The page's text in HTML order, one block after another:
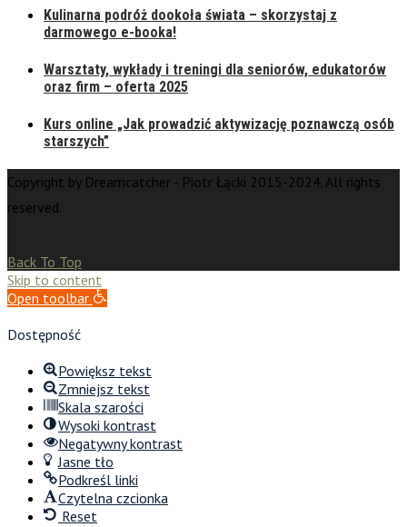
Kulinarna podróż dookoła świata – skorzystaj z
darmowego e-booka!
Warsztaty, wykłady i treningi dla seniorów, edukatorów
oraz firm – oferta 2025
Kurs online „Jak prowadzić aktywizację poznawczą osób
starszych”
Copyright by Dreamcatcher - Piotr Łącki 2015-2024. All rights
reserved.
Back To Top
Skip to content
Open toolbar
Dostępność
Powiększ tekst
Zmniejsz tekst
Skala szarości
Wysoki kontrast
Negatywny kontrast
Jasne tło
Podkreśl linki
Czytelna czcionka
Reset